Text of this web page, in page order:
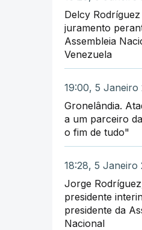
Delcy
juramento
Assembleia
Venezuela
19:00, 5 Janeiro
Gronelândia.
a um parceiro
o fim de tudo"
18:28, 5 Janeiro
Jorge
presidente
presidente da
Nacional